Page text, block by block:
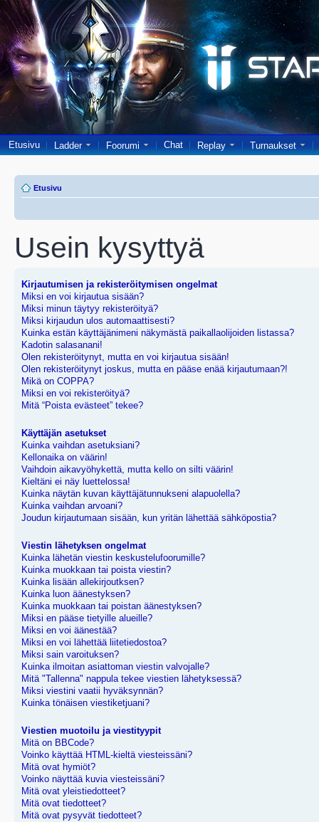
Etusivu Ladder Foorumi Chat Replay Turnaukset
Etusivu
Usein kysyttyä
Kirjautumisen ja rekisteröitymisen ongelmat
Miksi en voi kirjautua sisään?
Miksi minun täytyy rekisteröityä?
Miksi kirjaudun ulos automaattisesti?
Kuinka estän käyttäjänimeni näkymästä paikallaolijoiden listassa?
Kadotin salasanani!
Olen rekisteröitynyt, mutta en voi kirjautua sisään!
Olen rekisteröitynyt joskus, mutta en pääse enää kirjautumaan?!
Mikä on COPPA?
Miksi en voi rekisteröityä?
Mitä “Poista evästeet” tekee?
Käyttäjän asetukset
Kuinka vaihdan asetuksiani?
Kellonaika on väärin!
Vaihdoin aikavyöhykettä, mutta kello on silti väärin!
Kieltäni ei näy luettelossa!
Kuinka näytän kuvan käyttäjätunnukseni alapuolella?
Kuinka vaihdan arvoani?
Joudun kirjautumaan sisään, kun yritän lähettää sähköpostia?
Viestin lähetyksen ongelmat
Kuinka lähetän viestin keskustelufoorumille?
Kuinka muokkaan tai poista viestin?
Kuinka lisään allekirjoutksen?
Kuinka luon äänestyksen?
Kuinka muokkaan tai poistan äänestyksen?
Miksi en pääse tietyille alueille?
Miksi en voi äänestää?
Miksi en voi lähettää liitetiedostoa?
Miksi sain varoituksen?
Kuinka ilmoitan asiattoman viestin valvojalle?
Mitä "Tallenna" nappula tekee viestien lähetyksessä?
Miksi viestini vaatii hyväksynnän?
Kuinka tönäisen viestiketjuani?
Viestien muotoilu ja viestityypit
Mitä on BBCode?
Voinko käyttää HTML-kieltä viesteissäni?
Mitä ovat hymiöt?
Voinko näyttää kuvia viesteissäni?
Mitä ovat yleistiedotteet?
Mitä ovat tiedotteet?
Mitä ovat pysyvät tiedotteet?